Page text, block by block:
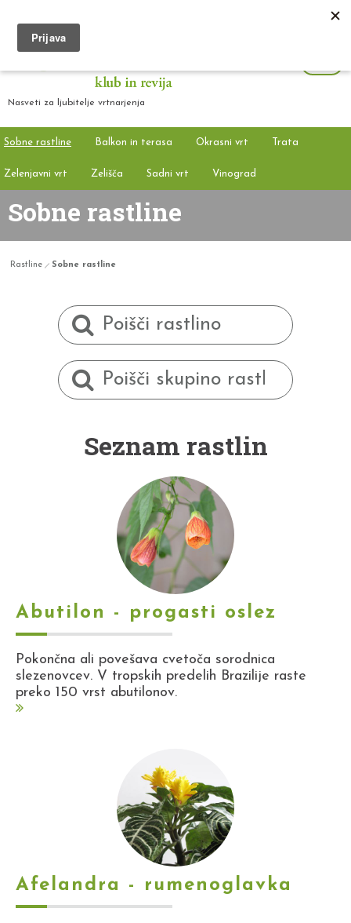
Nasveti za ljubitelje vrtnarjenja
Sobne rastline Balkon in terasa Okrasni vrt Trata
Zelenjavni vrt Zelišča Sadni vrt Vinograd
Sobne rastline
Rastline Sobne rastline
Seznam rastlin
Abutilon - progasti oslez
Pokončna ali povešava cvetoča sorodnica
slezenovcev. V tropskih predelih Brazilije raste
preko 150 vrst abutilonov.
Afelandra - rumenoglavka